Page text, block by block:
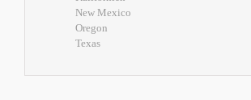
New Mexico
Oregon
Texas